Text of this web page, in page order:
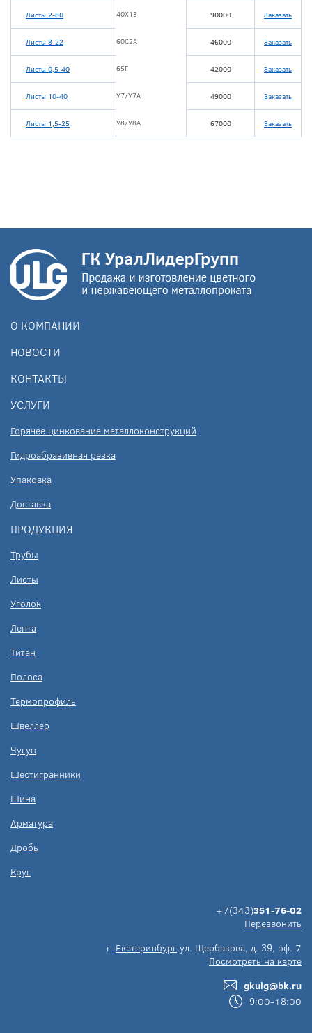
Листы 2-80 40Х13 90000 Заказать
Листы 8-22 60С2А 46000 Заказать
Листы 0,5-40 65Г 42000 Заказать
Листы 10-40 У7/У7А 49000 Заказать
Листы 1,5-25 У8/У8А 67000 Заказать
О КОМПАНИИ
НОВОСТИ
КОНТАКТЫ
УСЛУГИ
Горячее цинкование металлоконструкций
Гидроабразивная резка
Упаковка
Доставка
ПРОДУКЦИЯ
Трубы
Листы
Уголок
Лента
Титан
Полоса
Термопрофиль
Швеллер
Чугун
Шестигранники
Шина
Арматура
Дробь
Круг
+7(343)351-76-02
Перезвонить
г. Екатеринбург ул. Щербакова, д. 39, оф. 7
Посмотреть на карте
gkulg@bk.ru
9:00-18:00